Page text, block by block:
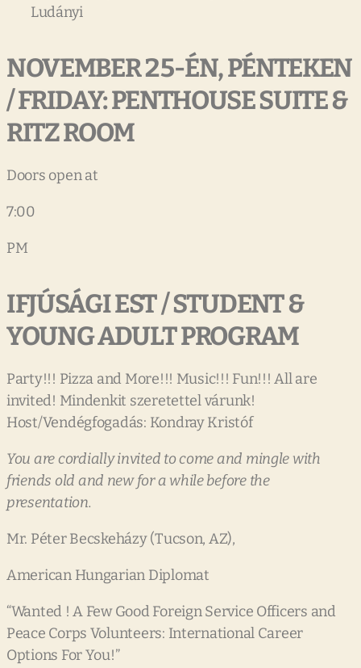
Ludányi
NOVEMBER25-ÉN,PÉNTEKEN
/FRIDAY:PENTHOUSESUITE&
RITZROOM
Doors open at
7:00
PM
IFJÚSÁGIEST/STUDENT&
YOUNGADULTPROGRAM
Party!!! Pizza and More!!! Music!!! Fun!!! All are
invited! Mindenkit szeretettel várunk!
Host/Vendégfogadás: Kondray Kristóf
You arecordially invited tocomeand mingle with
friends old and new fora whilebefore the
presentation.
Mr. Péter Becskeházy (Tucson, AZ),
American Hungarian Diplomat
“Wanted ! A Few Good Foreign Service Officers and
Peace Corps Volunteers: International Career
Options For You!”